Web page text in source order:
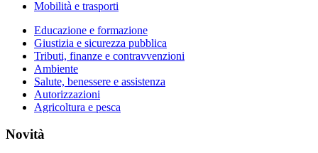
Mobilità e trasporti
Educazione e formazione
Giustizia e sicurezza pubblica
Tributi, finanze e contravvenzioni
Ambiente
Salute, benessere e assistenza
Autorizzazioni
Agricoltura e pesca
Novità